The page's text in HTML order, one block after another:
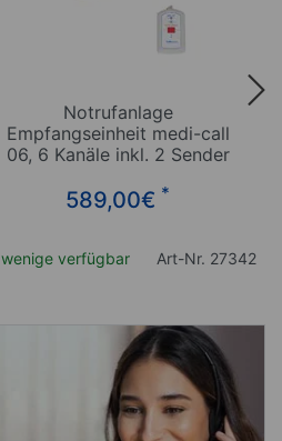
Notrufanlage
Empfangseinheit medi-call
06, 6 Kanäle inkl. 2 Sender
589,00€ *
wenige verfügbar Art-Nr. 27342